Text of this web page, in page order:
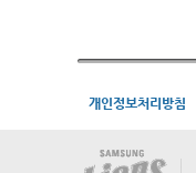
개인정보처리방침